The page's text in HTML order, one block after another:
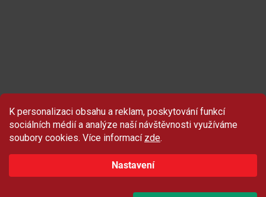
K personalizaci obsahu a reklam, poskytování funkcí
sociálních médií a analýze naší návštěvnosti využíváme
soubory cookies. Více informací zde.
Nastavení
Sleva 100 Kčna produkty značky Asist.